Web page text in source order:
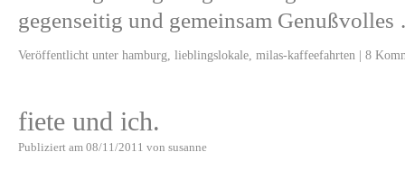
gegenseitig und gemeinsam
Veröffentlicht unter hamburg lieblingslokale milas-kaffeefahrten | 8
fiete und ich.
Publiziert am 08/11/2011 von susanne